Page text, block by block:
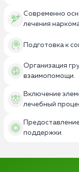
Современно
лечения
Подготовка к
Организация
взаимопомощи.
Включение
лечебный
поддержки.